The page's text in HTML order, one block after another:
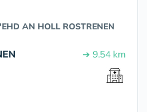
AN HOLL ROSTRENEN
➔ 9.54 km